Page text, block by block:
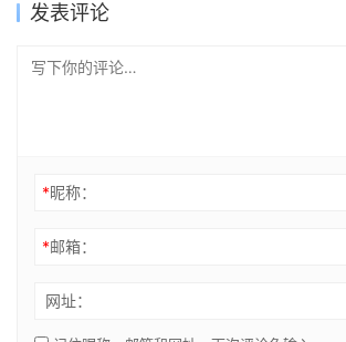
发表评论
*昵称：
*邮箱：
网址：